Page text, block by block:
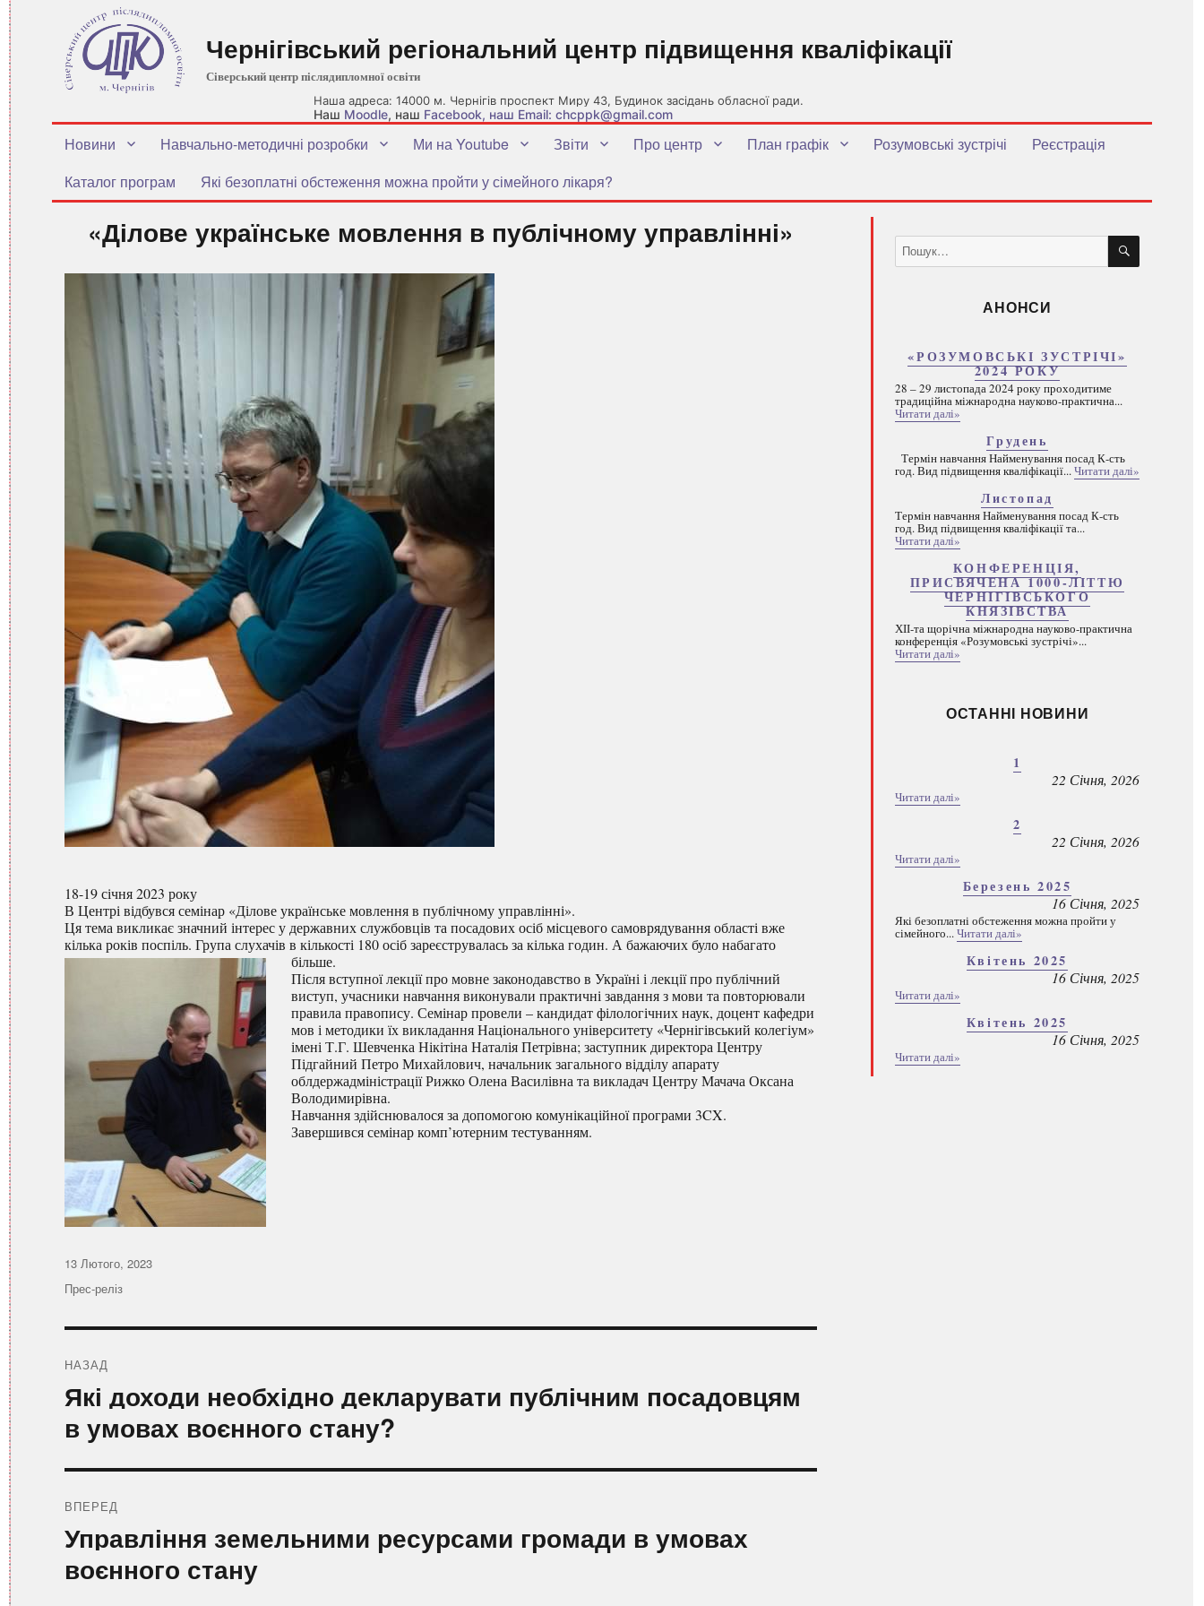
Наша адреса: 14000 м. Чернігів проспект Миру 43, Будинок засідань обласної ради.
Наш Moodle, наш Facebook, наш Email: chcppk@gmail.com
Чернігівський регіональний центр підвищення кваліфікації
Сіверський центр післядипломної освіти
Новини Навчально-методичні розробки Ми на Youtube Звіти Про центр План графік Розумовські зустрічі
Реєстрація
Каталог програм
Які безоплатні обстеження можна пройти у сімейного лікаря?
«Ділове українське мовлення в публічному управлінні»
18-19 січня 2023 року
В Центрі відбувся семінар «Ділове українське мовлення в публічному управлінні».
Ця тема викликає значний інтерес у державних службовців та посадових осіб місцевого самоврядування області вже
кілька років поспіль. Група слухачів в кількості 180 осіб зареєструвалась за кілька годин. А бажаючих було набагато
більше.
Після вступної лекції про мовне законодавство в Україні і лекції про публічний
виступ, учасники навчання виконували практичні завдання з мови та повторювали
правила правопису. Семінар провели – кандидат філологічних наук, доцент кафедри
мов і методики їх викладання Національного університету «Чернігівський колегіум»
імені Т.Г. Шевченка Нікітіна Наталія Петрівна; заступник директора Центру
Підгайний Петро Михайлович, начальник загального відділу апарату
облдержадміністрації Рижко Олена Василівна та викладач Центру Мачача Оксана
Володимирівна.
Навчання здійснювалося за допомогою комунікаційної програми 3CX.
Завершився семінар комп’ютерним тестуванням.
Оприлюднено
13 Лютого, 2023
Категорії
Прес-реліз
записів
НАЗАД
Попередній
запис:
Які доходи необхідно декларувати публічним посадовцям
в умовах воєнного стану?
ВПЕРЕД
Наступний
запис:
Управління земельними ресурсами громади в умовах
воєнного стану
Пошук
за
ШУКАТИ
АНОНСИ
«РОЗУМОВСЬКІ ЗУСТРІЧІ»
2024 РОКУ
28 – 29 листопада 2024 року проходитиме
традиційна міжнародна науково-практична...
Читати далі»
Грудень
Термін навчання Найменування посад К-сть
год. Вид підвищення кваліфікації...Читати далі»
Листопад
Термін навчання Найменування посад К-сть
год. Вид підвищення кваліфікації та...
Читати далі»
КОНФЕРЕНЦІЯ,
ПРИСВЯЧЕНА 1000-ЛІТТЮ
ЧЕРНІГІВСЬКОГО
КНЯЗІВСТВА
ХІІ-та щорічна міжнародна науково-практична
конференція «Розумовські зустрічі»...
Читати далі»
ОСТАННІ НОВИНИ
1
22 Січня, 2026
Читати далі»
2
22 Січня, 2026
Читати далі»
Березень 2025
16 Січня, 2025
Які безоплатні обстеження можна пройти у
сімейного...Читати далі»
Квітень 2025
16 Січня, 2025
Читати далі»
Квітень 2025
16 Січня, 2025
Читати далі»